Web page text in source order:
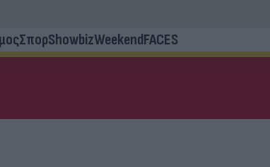
ΣπορShowbizWeekendFACES